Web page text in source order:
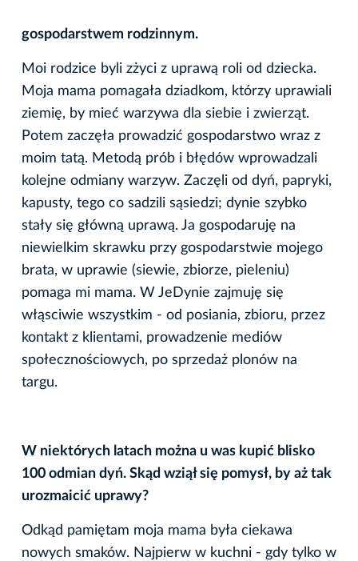
gospodarstwem rodzinnym.
Moi rodzice byli zżyci z uprawą roli od dziecka.
Moja mama pomagała dziadkom, którzy uprawiali
ziemię, by mieć warzywa dla siebie i zwierząt.
Potem zaczęła prowadzić gospodarstwo wraz z
moim tatą. Metodą prób i błędów wprowadzali
kolejne odmiany warzyw. Zaczęli od dyń, papryki,
kapusty, tego co sadzili sąsiedzi; dynie szybko
stały się główną uprawą. Ja gospodaruję na
niewielkim skrawku przy gospodarstwie mojego
brata, w uprawie (siewie, zbiorze, pieleniu)
pomaga mi mama. W JeDynie zajmuję się
włąsciwie wszystkim - od posiania, zbioru, przez
kontakt z klientami, prowadzenie mediów
społecznościowych, po sprzedaż plonów na
targu.
W niektórych latach można u was kupić blisko
100 odmian dyń. Skąd wziął się pomysł, by aż tak
urozmaicić uprawy?
Odkąd pamiętam moja mama była ciekawa
nowych smaków. Najpierw w kuchni - gdy tylko w